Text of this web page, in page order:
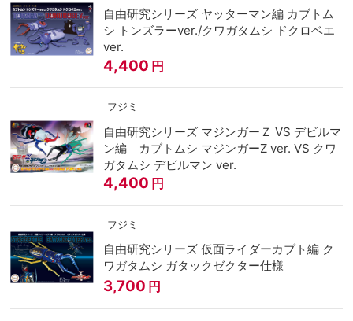
自由研究シリーズ ヤッターマン編 カブトム
シ トンズラーver./クワガタムシ ドクロベエ
ver.
4,400 円
フジミ
自由研究シリーズ マジンガーＺ VS デビルマ
ン編 カブトムシ マジンガーZ ver. VS クワ
ガタムシ デビルマン ver.
4,400 円
フジミ
自由研究シリーズ 仮面ライダーカブト編 ク
ワガタムシ ガタックゼクター仕様
3,700 円